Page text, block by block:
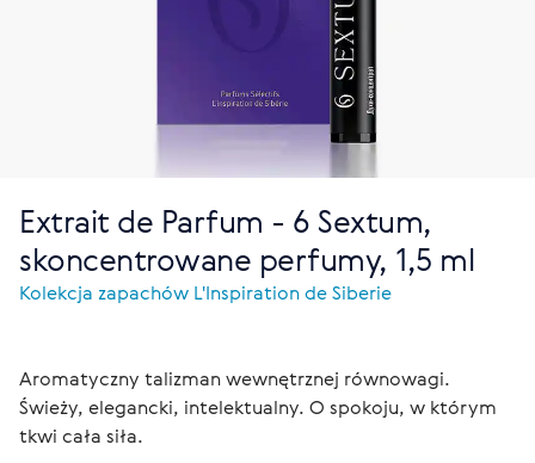
Extrait de Parfum - 6 Sextum,
skoncentrowane perfumy, 1,5 ml
Kolekcja zapachów L'Inspiration de Siberie
Aromatyczny talizman wewnętrznej równowagi.
Świeży, elegancki, intelektualny. O spokoju, w którym
tkwi cała siła.